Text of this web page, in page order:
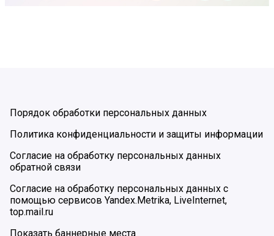
Порядок обработки персональных данных
Политика конфиденциальности и защиты информации
Согласие на обработку персональных данных
обратной связи
Согласие на обработку персональных данных с
помощью сервисов Yandex.Metrika, LiveInternet,
top.mail.ru
Показать баннерные места